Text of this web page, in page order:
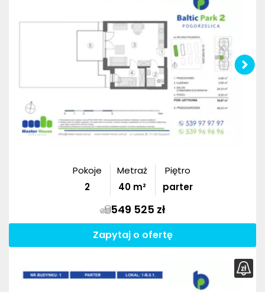
Pokoje
2
Metraż
40 m²
Piętro
parter
549 525 zł
Zapytaj o ofertę